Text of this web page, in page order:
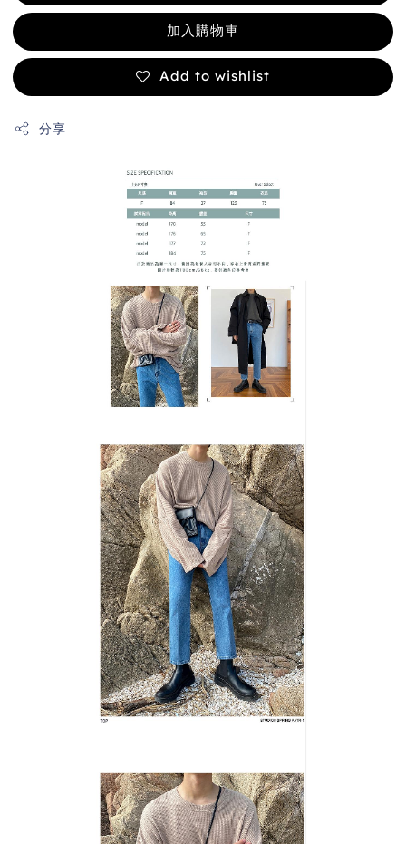
加入購物車
Add to wishlist
分享